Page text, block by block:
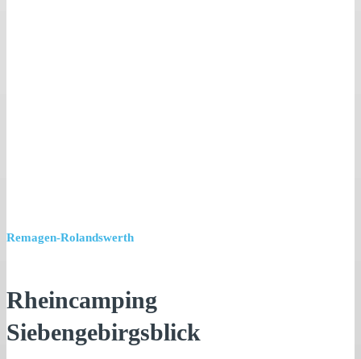
Remagen-Rolandswerth
Rheincamping
Siebengebirgsblick